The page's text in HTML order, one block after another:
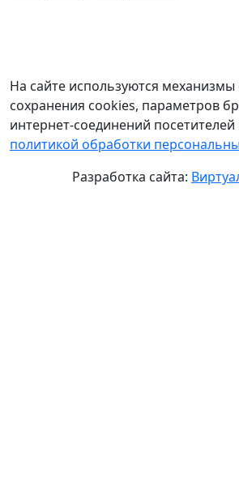
На сайте используются
сохранения cookies, параметров
интернет-соединений посетителей
политикой обработки
Разработка сайта: